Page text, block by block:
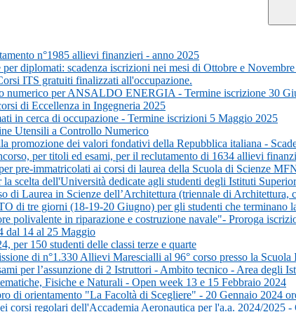
n°1985 allievi finanzieri - anno 2025
diplomati: scadenza iscrizioni nei mesi di Ottobre e
ITS gratuiti finalizzati all'occupazione.
numerico per ANSALDO ENERGIA - Termine iscrizione 30
di Eccellenza in Ingegneria 2025
in cerca di occupazione - Termine iscrizioni 5 Maggio 2025
Utensili a Controllo Numerico
promozione dei valori fondativi della Repubblica italiana -
per titoli ed esami, per il reclutamento di 1634 allievi
pre-immatricolati ai corsi di laurea della Scuola di Scienze
scelta dell'Università dedicate agli studenti degli Istituti
di Laurea in Scienze dell’Architettura (triennale di
di tre giorni (18-19-20 Giugno) per gli studenti che terminano
polivalente in riparazione e costruzione navale"- Proroga
dal 14 al 25 Maggio
per 150 studenti delle classi terze e quarte
di n°1.330 Allievi Marescialli al 96° corso presso la
per l’assunzione di 2 Istruttori - Ambito tecnico - Area degli
Fisiche e Naturali - Open week 13 e 15 Febbraio 2024
di orientamento "La Facoltà di Scegliere" - 20 Gennaio 2024
corsi regolari dell'Accademia Aeronautica per l'a.a. 2024/2025